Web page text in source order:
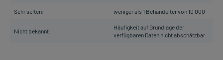
Sehr selten: weniger als 1 Behandelter von 10 000
Nicht bekannt:
Häufigkeit auf Grundlage der
verfügbaren Daten nicht abschätzbar.